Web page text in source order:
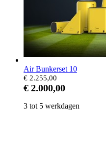
Air Bunkerset 10
€ 2.255,00
€ 2.000,00
3 tot 5 werkdagen